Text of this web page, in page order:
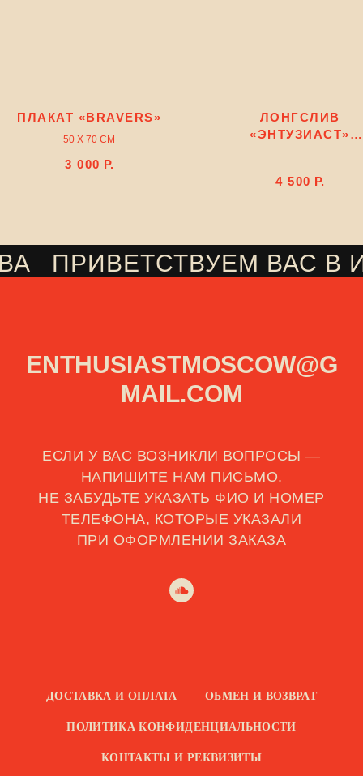
ПЛАКАТ «BRAVERS»
50 Х 70 СМ
3 000 Р.
ЛОНГСЛИВ
«ЭНТУЗИАСТ»
4 500 Р.
ПРИВЕТСТВУЕМ ВАС В
ENTHUSIASTMOSCOW@G
MAIL.COM
ЕСЛИ У ВАС ВОЗНИКЛИ ВОПРОСЫ —
НАПИШИТЕ НАМ ПИСЬМО.
НЕ ЗАБУДЬТЕ УКАЗАТЬ ФИО И НОМЕР
ТЕЛЕФОНА, КОТОРЫЕ УКАЗАЛИ
ПРИ ОФОРМЛЕНИИ ЗАКАЗА
ДОСТАВКА И ОПЛАТА ОБМЕН И ВОЗВРАТ
ПОЛИТИКА КОНФИДЕНЦИАЛЬНОСТИ
КОНТАКТЫ И РЕКВИЗИТЫ